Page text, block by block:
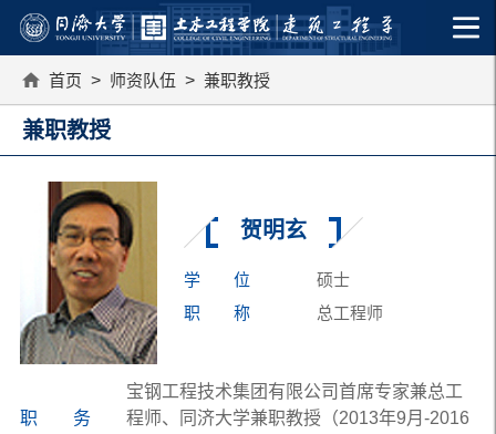
首页 > 师资队伍 > 兼职教授
兼职教授
贺明玄
学 位
硕士
职 称
总工程师
职 务
宝钢工程技术集团有限公司首席专家兼总工
程师、同济大学兼职教授（2013年9月-2016